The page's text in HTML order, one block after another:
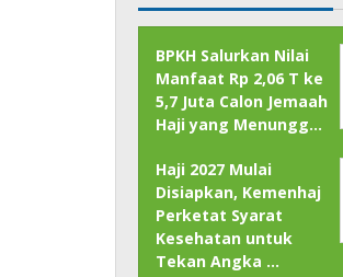
BPKH Salurkan Nilai
Manfaat Rp 2,06 T ke
5,7 Juta Calon Jemaah
Haji yang Menungg…
Haji 2027 Mulai
Disiapkan, Kemenhaj
Perketat Syarat
Kesehatan untuk
Tekan Angka …